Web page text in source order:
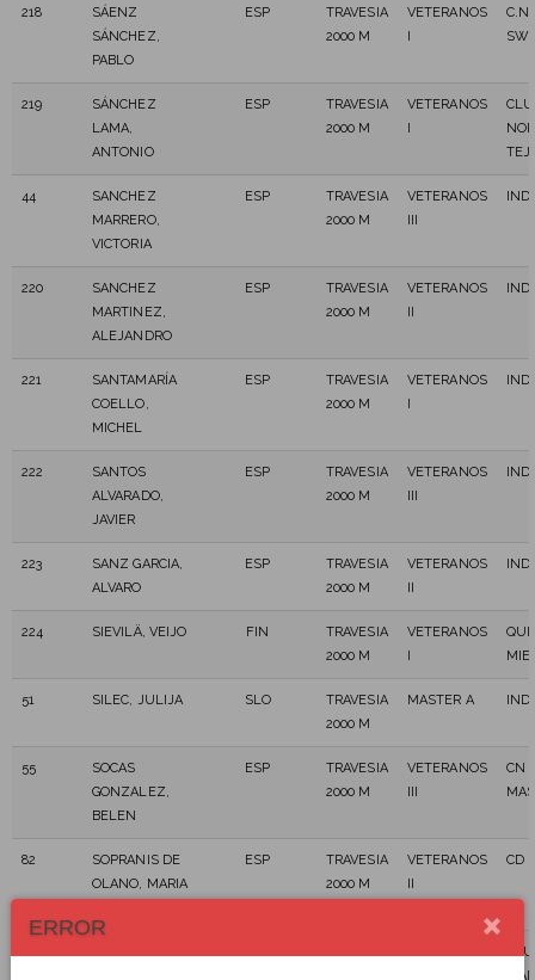
218
SÁENZ
SÁNCHEZ,
PABLO
ESP
TRAVESIA
2000 M
VETERANOS
C.N.
219
SÁNCHEZ
LAMA,
ANTONIO
ESP
TRAVESIA
2000 M
VETERANOS
44
SANCHEZ
MARRERO,
VICTORIA
ESP
TRAVESIA
2000 M
VETERANOS
220
SANCHEZ
MARTINEZ,
ALEJANDRO
ESP
TRAVESIA
2000 M
VETERANOS
221
SANTAMARÍA
COELLO,
MICHEL
ESP
TRAVESIA
2000 M
VETERANOS
222
SANTOS
ALVARADO,
JAVIER
ESP
TRAVESIA
2000 M
VETERANOS
223
SANZ GARCIA,
ALVARO
ESP
TRAVESIA
2000 M
VETERANOS
224 SIEVILÄ, VEIJO FIN
TRAVESIA
2000 M
VETERANOS
51 SILEC, JULIJA SLO
TRAVESIA
2000 M
MASTER A
55
SOCAS
GONZALEZ,
BELEN
ESP
TRAVESIA
2000 M
VETERANOS
CN
82
SOPRANIS DE
OLANO, MARIA
ESP
TRAVESIA
2000 M
VETERANOS
CD
ERROR